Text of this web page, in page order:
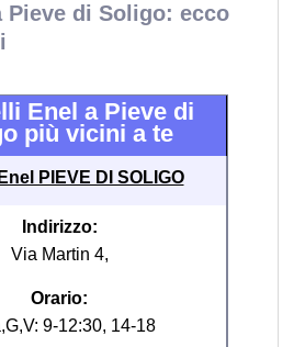
Pieve di Soligo: ecco
Enel a Pieve di
più vicini a te
PIEVE DI SOLIGO
Indirizzo:
Via Martin 4,
Orario:
9-12:30, 14-18